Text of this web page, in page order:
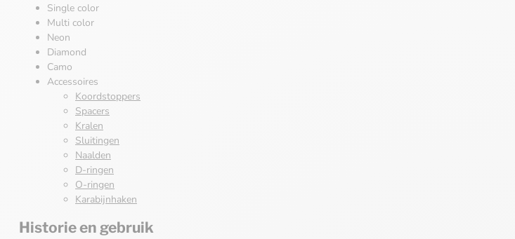
Single color
Multi color
Neon
Diamond
Camo
Accessoires
Koordstoppers
Spacers
Kralen
Sluitingen
Naalden
D-ringen
O-ringen
Karabijnhaken
Historie en gebruik